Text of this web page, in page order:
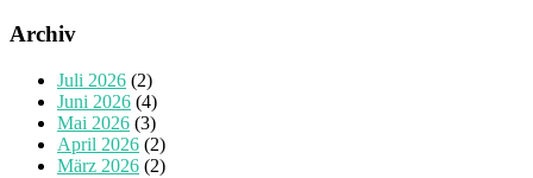
Archiv
Juli 2026 (2)
Juni 2026 (4)
Mai 2026 (3)
April 2026 (2)
März 2026 (2)